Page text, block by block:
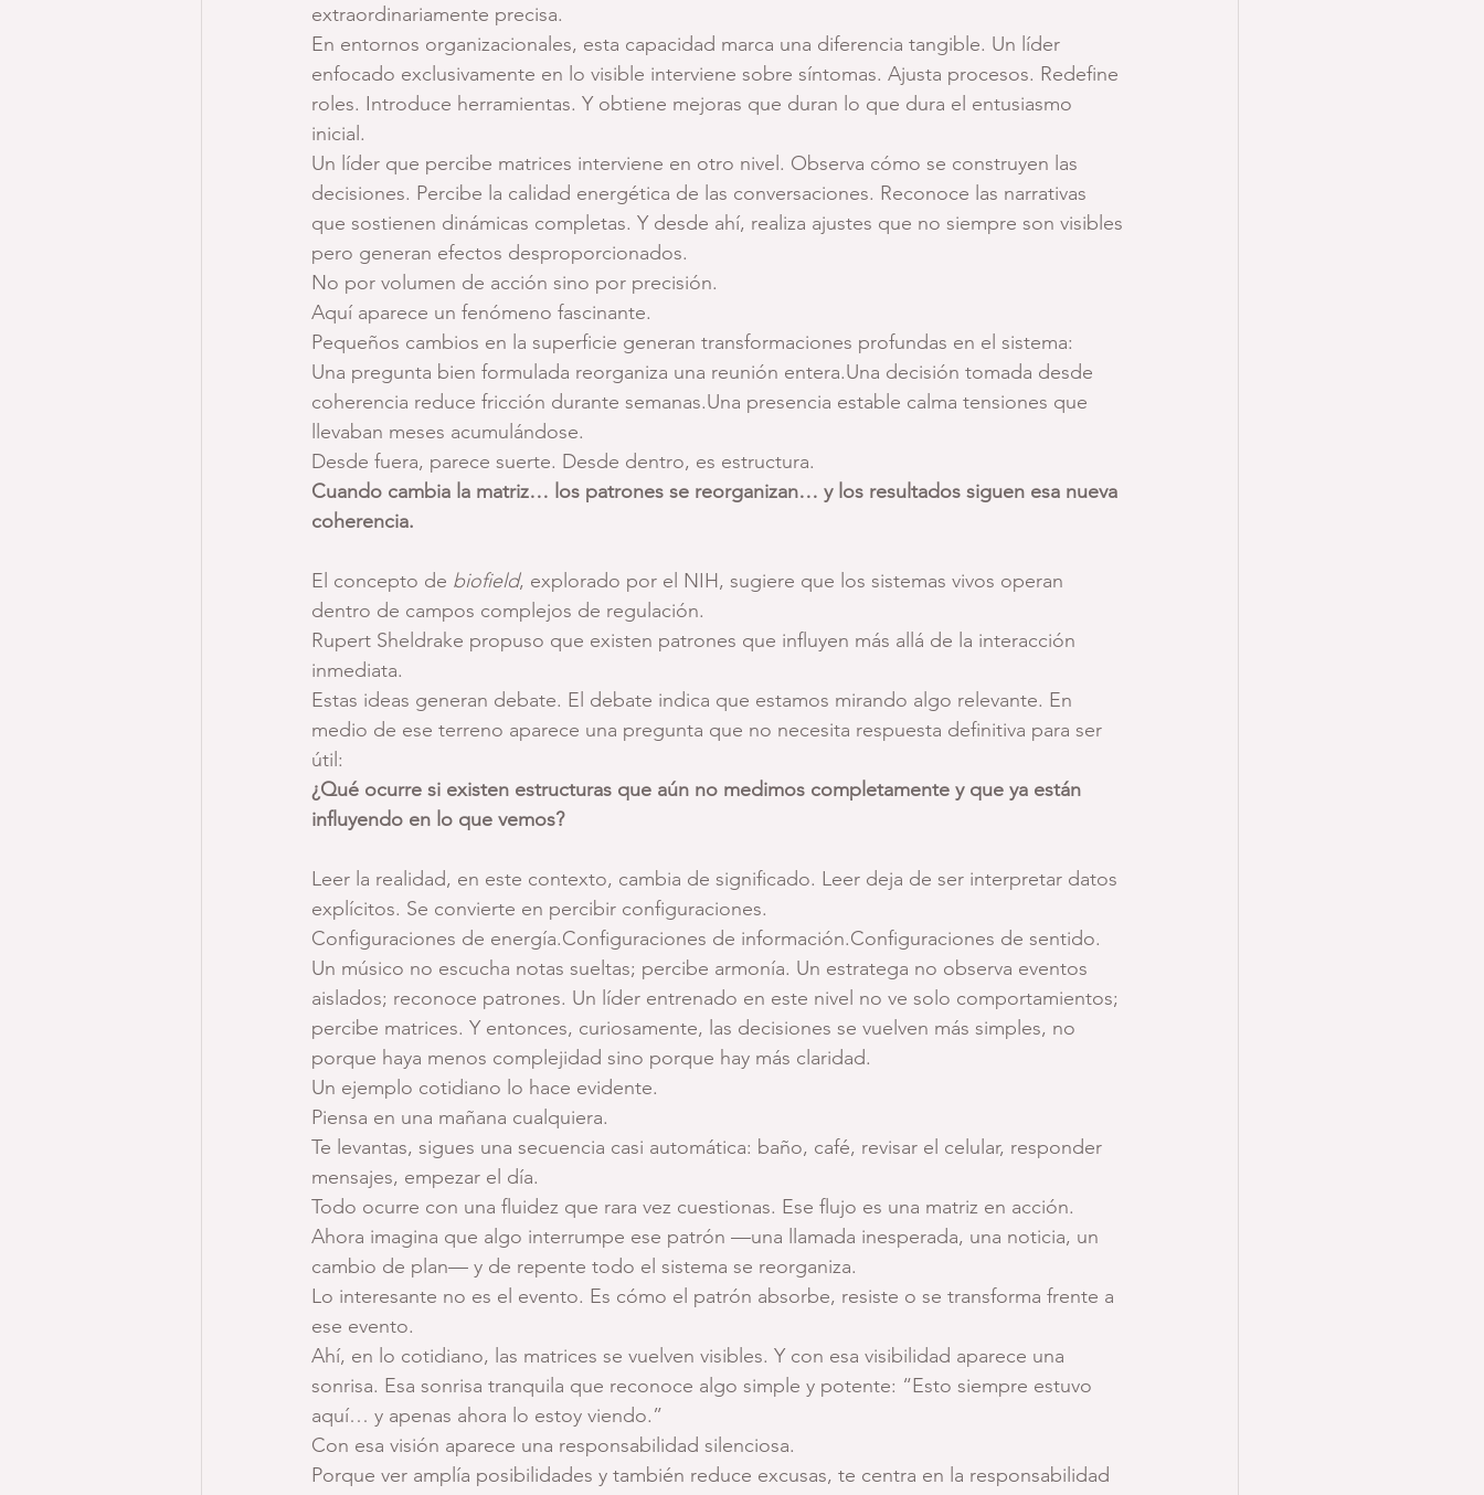
extraordinariamente precisa.
En entornos organizacionales, esta capacidad marca una diferencia tangible. Un líder
enfocado exclusivamente en lo visible interviene sobre síntomas. Ajusta procesos. Redefine
roles. Introduce herramientas. Y obtiene mejoras que duran lo que dura el entusiasmo
inicial.
Un líder que percibe matrices interviene en otro nivel. Observa cómo se construyen las
decisiones. Percibe la calidad energética de las conversaciones. Reconoce las narrativas
que sostienen dinámicas completas. Y desde ahí, realiza ajustes que no siempre son visibles
pero generan efectos desproporcionados.
No por volumen de acción sino por precisión.
Aquí aparece un fenómeno fascinante.
Pequeños cambios en la superficie generan transformaciones profundas en el sistema:
Una pregunta bien formulada reorganiza una reunión entera.Una decisión tomada desde
coherencia reduce fricción durante semanas.Una presencia estable calma tensiones que
llevaban meses acumulándose.
Desde fuera, parece suerte. Desde dentro, es estructura.
Cuando cambia la matriz… los patrones se reorganizan… y los resultados siguen esa nueva
coherencia.
El concepto de biofield, explorado por el NIH, sugiere que los sistemas vivos operan
dentro de campos complejos de regulación.
Rupert Sheldrake propuso que existen patrones que influyen más allá de la interacción
inmediata.
Estas ideas generan debate. El debate indica que estamos mirando algo relevante. En
medio de ese terreno aparece una pregunta que no necesita respuesta definitiva para ser
útil:
¿Qué ocurre si existen estructuras que aún no medimos completamente y que ya están
influyendo en lo que vemos?
Leer la realidad, en este contexto, cambia de significado. Leer deja de ser interpretar datos
explícitos. Se convierte en percibir configuraciones.
Configuraciones de energía.Configuraciones de información.Configuraciones de sentido.
Un músico no escucha notas sueltas; percibe armonía. Un estratega no observa eventos
aislados; reconoce patrones. Un líder entrenado en este nivel no ve solo comportamientos;
percibe matrices. Y entonces, curiosamente, las decisiones se vuelven más simples, no
porque haya menos complejidad sino porque hay más claridad.
Un ejemplo cotidiano lo hace evidente.
Piensa en una mañana cualquiera.
Te levantas, sigues una secuencia casi automática: baño, café, revisar el celular, responder
mensajes, empezar el día.
Todo ocurre con una fluidez que rara vez cuestionas. Ese flujo es una matriz en acción.
Ahora imagina que algo interrumpe ese patrón —una llamada inesperada, una noticia, un
cambio de plan— y de repente todo el sistema se reorganiza.
Lo interesante no es el evento. Es cómo el patrón absorbe, resiste o se transforma frente a
ese evento.
Ahí, en lo cotidiano, las matrices se vuelven visibles. Y con esa visibilidad aparece una
sonrisa. Esa sonrisa tranquila que reconoce algo simple y potente: “Esto siempre estuvo
aquí… y apenas ahora lo estoy viendo.”
Con esa visión aparece una responsabilidad silenciosa.
Porque ver amplía posibilidades y también reduce excusas, te centra en la responsabilidad